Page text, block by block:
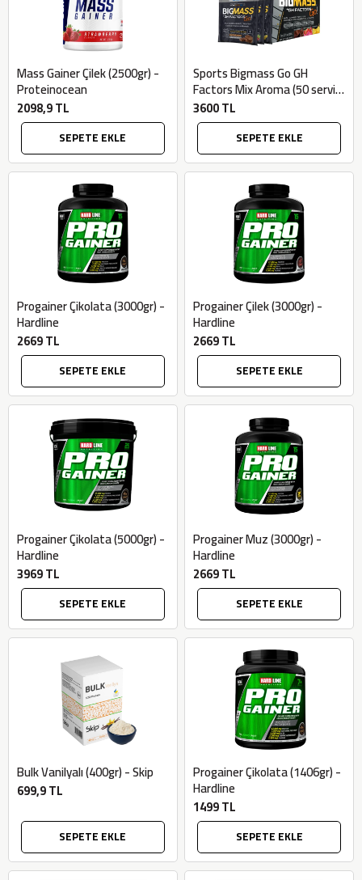
Mass Gainer Çilek (2500gr) -
Proteinocean
2098,9 TL
SEPETE EKLE
Sports Bigmass Go GH
Factors Mix Aroma (50 servis)
- Bigjoy
3600 TL
SEPETE EKLE
Progainer Çikolata (3000gr) -
Hardline
2669 TL
SEPETE EKLE
Progainer Çilek (3000gr) -
Hardline
2669 TL
SEPETE EKLE
Progainer Çikolata (5000gr) -
Hardline
3969 TL
SEPETE EKLE
Progainer Muz (3000gr) -
Hardline
2669 TL
SEPETE EKLE
Bulk Vanilyalı (400gr) - Skip
699,9 TL
SEPETE EKLE
Progainer Çikolata (1406gr) -
Hardline
1499 TL
SEPETE EKLE